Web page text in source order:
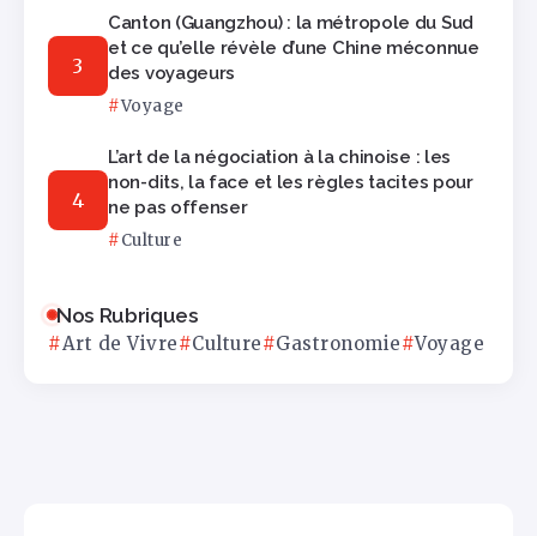
Canton (Guangzhou) : la métropole du Sud
et ce qu’elle révèle d’une Chine méconnue
des voyageurs
Voyage
L’art de la négociation à la chinoise : les
non-dits, la face et les règles tacites pour
ne pas offenser
Culture
Nos Rubriques
Art de Vivre Culture Gastronomie Voyage